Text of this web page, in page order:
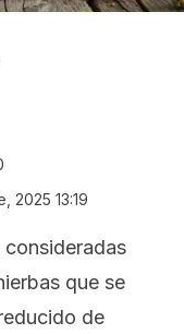
2025 13:19
consideradas
que se
de